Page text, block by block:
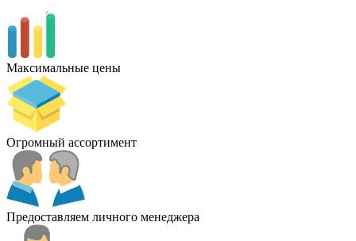
Максимальные цены
Огромный ассортимент
Предоставляем личного менеджера